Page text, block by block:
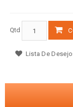
Qtd
Lista De